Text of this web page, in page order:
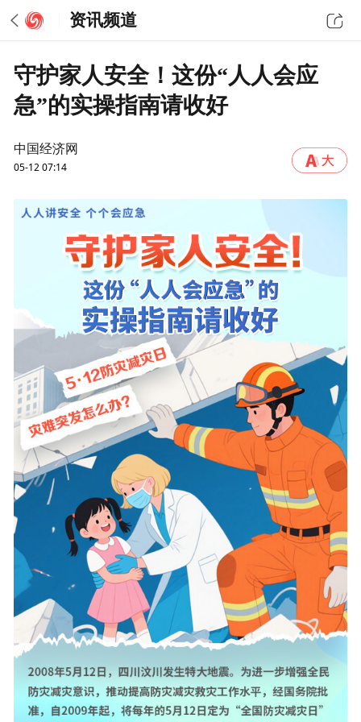
资讯频道
守护家人安全！这份“人人会应
急”的实操指南请收好
中国经济网
05-12 07:14